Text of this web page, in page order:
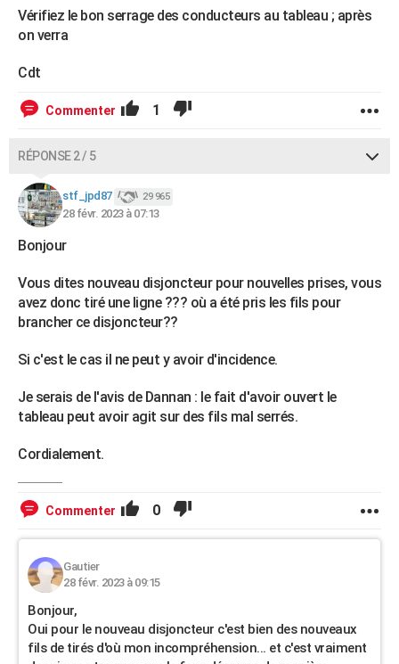
Vérifiez le bon serrage des conducteurs au tableau ; après
on verra
Cdt
Commenter 1
RÉPONSE 2 / 5
stf_jpd87 29 965
28 févr. 2023 à 07:13
Bonjour
Vous dites nouveau disjoncteur pour nouvelles prises, vous
avez donc tiré une ligne ??? où a été pris les fils pour
brancher ce disjoncteur??
Si c'est le cas il ne peut y avoir d'incidence.
Je serais de l'avis de Dannan : le fait d'avoir ouvert le
tableau peut avoir agit sur des fils mal serrés.
Cordialement.
Commenter 0
Gautier
28 févr. 2023 à 09:15
Bonjour,
Oui pour le nouveau disjoncteur c'est bien des nouveaux
fils de tirés d'où mon incompréhension... et c'est vraiment